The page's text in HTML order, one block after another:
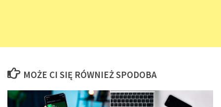
MOŻE CI SIĘ RÓWNIEŻ SPODOBA